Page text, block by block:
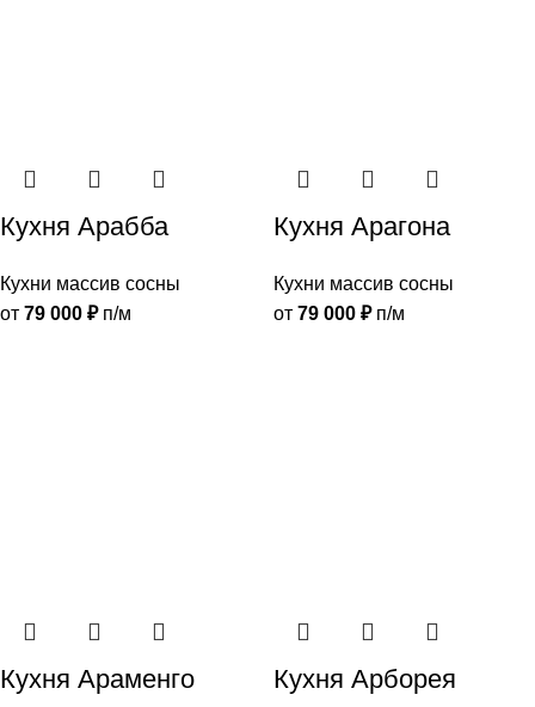
Кухня Арабба
Кухни массив сосны
от 79 000 ₽п/м
Кухня Арагона
Кухни массив сосны
от 79 000 ₽п/м
Кухня Араменго Кухня Арборея